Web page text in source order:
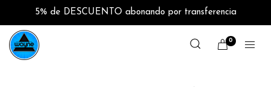
5% de DESCUENTO abonando por transferencia
0